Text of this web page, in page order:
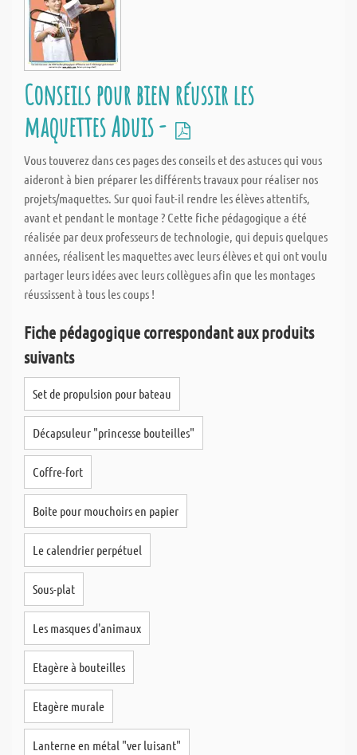
Conseils pour bien réussir les
maquettes Aduis -
Vous touverez dans ces pages des conseils et des astuces qui vous
aideront à bien préparer les différents travaux pour réaliser nos
projets/maquettes. Sur quoi faut-il rendre les élèves attentifs,
avant et pendant le montage ? Cette fiche pédagogique a été
réalisée par deux professeurs de technologie, qui depuis quelques
années, réalisent les maquettes avec leurs élèves et qui ont voulu
partager leurs idées avec leurs collègues afin que les montages
réussissent à tous les coups !
Fiche pédagogique correspondant aux produits
suivants
Set de propulsion pour bateau
Décapsuleur "princesse bouteilles"
Coffre-fort
Boite pour mouchoirs en papier
Le calendrier perpétuel
Sous-plat
Les masques d'animaux
Etagère à bouteilles
Etagère murale
Lanterne en métal "ver luisant"